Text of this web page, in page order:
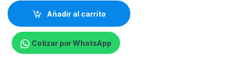
Añadir al carrito
Cotizar por WhatsApp